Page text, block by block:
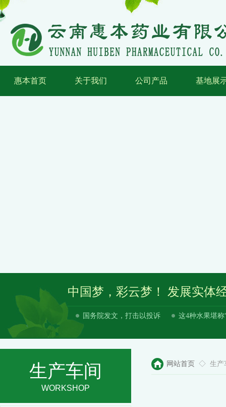
惠本首页 关于我们 公司产品 基地展
中国梦，彩云梦！ 发展实体
国务院发文，打击以投诉 这4种水果堪称
生产车间
WORKSHOP
网站首页 ◇ 生产